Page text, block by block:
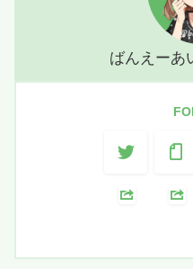
ばんえーあ